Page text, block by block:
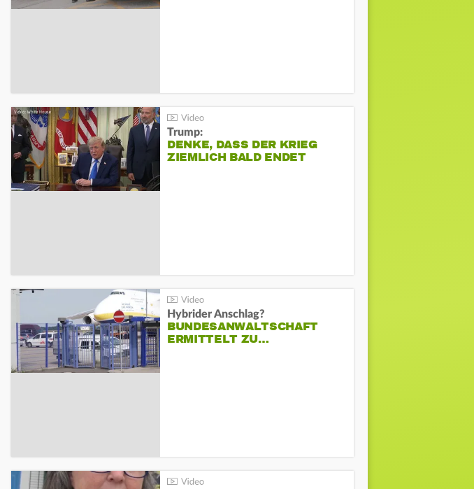
Trump:
DENKE, DASS DER KRIEG
ZIEMLICH BALD ENDET
Hybrider Anschlag?
BUNDESANWALTSCHAFT
ERMITTELT ZU…